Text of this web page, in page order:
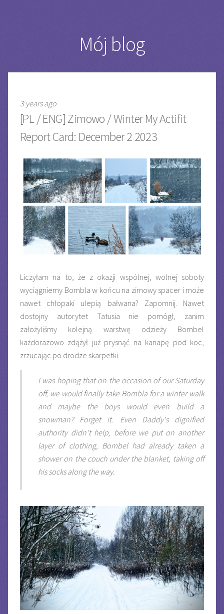
Mój blog
3 years ago
[PL / ENG] Zimowo / Winter My Actifit
Report Card: December 2 2023
Liczyłam na to, że z okazji wspólnej, wolnej soboty
wyciągniemy Bombla w końcu na zimowy spacer i może
nawet chłopaki ulepią bałwana? Zapomnij. Nawet
dostojny autorytet Tatusia nie pomógł, zanim
założyliśmy kolejną warstwę odzieży Bombel
każdorazowo zdążył już prysnąć na kanapę pod koc,
zrzucając po drodze skarpetki.
I was hoping that on the occasion of our Saturday
off, we would finally take Bombla for a winter walk
and maybe the boys would even build a
snowman? Forget it. Even Daddy's dignified
authority didn't help, before we put on another
layer of clothing, Bombel had already taken a
shower on the couch under the blanket, taking off
his socks along the way.